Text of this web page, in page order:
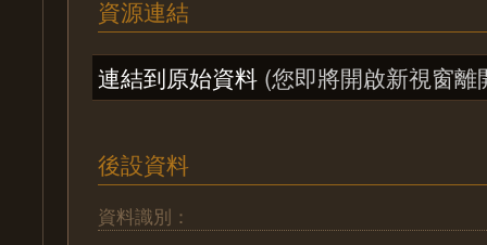
資源連結
連結到原始資料 (您即將開啟新視窗離
後設資料
資料識別：